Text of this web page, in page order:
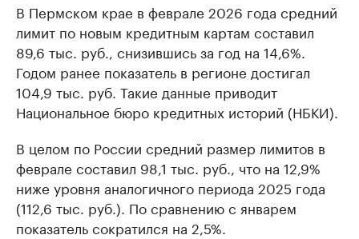
В Пермском крае в феврале 2026 года средний
лимит по новым кредитным картам составил
89,6 тыс. руб., снизившись за год на 14,6%.
Годом ранее показатель в регионе достигал
104,9 тыс. руб. Такие данные приводит
Национальное бюро кредитных историй (НБКИ).
В целом по России средний размер лимитов в
феврале составил 98,1 тыс. руб., что на 12,9%
ниже уровня аналогичного периода 2025 года
(112,6 тыс. руб.). По сравнению с январем
показатель сократился на 2,5%.